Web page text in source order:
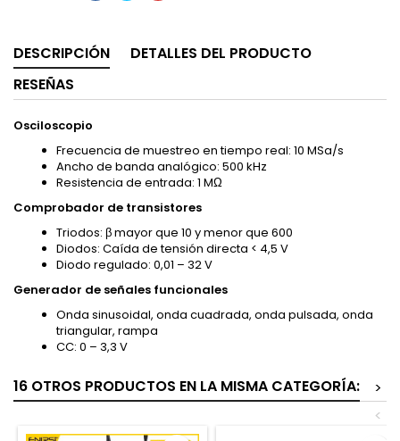
DESCRIPCIÓN
DETALLES DEL PRODUCTO
RESEÑAS
Osciloscopio
Frecuencia de muestreo en tiempo real: 10 MSa/s
Ancho de banda analógico: 500 kHz
Resistencia de entrada: 1 MΩ
Comprobador de transistores
Triodos: β mayor que 10 y menor que 600
Diodos: Caída de tensión directa < 4,5 V
Diodo regulado: 0,01 – 32 V
Generador de señales funcionales
Onda sinusoidal, onda cuadrada, onda pulsada, onda
triangular, rampa
CC: 0 – 3,3 V
16 OTROS PRODUCTOS EN LA MISMA CATEGORÍA:
>
<